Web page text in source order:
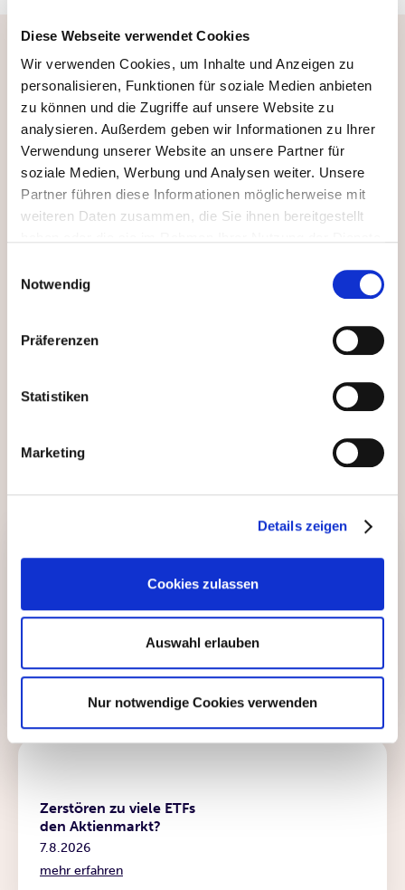
Diese Webseite verwendet Cookies
Wir verwenden Cookies, um Inhalte und Anzeigen zu
personalisieren, Funktionen für soziale Medien anbieten
zu können und die Zugriffe auf unsere Website zu
analysieren. Außerdem geben wir Informationen zu Ihrer
Verwendung unserer Website an unsere Partner für
soziale Medien, Werbung und Analysen weiter. Unsere
Partner führen diese Informationen möglicherweise mit
weiteren Daten zusammen, die Sie ihnen bereitgestellt
willigen Sie gem. Art. 49 Abs. 1 DSGVO ein, dass auch
möglich, dass die übermittelten Daten durch lokale
Behörden verarbeitet werden.
Notwendig
Präferenzen
Statistiken
Marketing
Details zeigen
Cookies zulassen
Auswahl erlauben
Nur notwendige Cookies verwenden
Aktuelles rund um
Wirtschaft, Börse & Geldanlage
Bleiben Sie auf dem Laufenden zu den aktuellen
Entwicklungen an den Kapitalmärkten und erhalten Sie
wertvolle Tipps für Ihre Vermögensplanung.
Zerstören zu viele ETFs
den Aktienmarkt?
7.8.2026
mehr erfahren
unabhängiger Depot-Check
Machen Sie mehr aus